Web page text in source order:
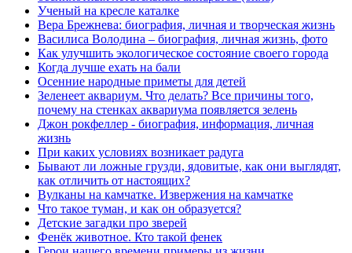
Ученый на кресле каталке
Вера Брежнева: биография, личная и творческая жизнь
Василиса Володина – биография, личная жизнь, фото
Как улучшить экологическое состояние своего города
Когда лучше ехать на бали
Осенние народные приметы для детей
Зеленеет аквариум. Что делать? Все причины того,
почему на стенках аквариума появляется зелень
Джон рокфеллер - биография, информация, личная
жизнь
При каких условиях возникает радуга
Бывают ли ложные грузди, ядовитые, как они выглядят,
как отличить от настоящих?
Вулканы на камчатке. Извержения на камчатке
Что такое туман, и как он образуется?
Детские загадки про зверей
Фенёк животное. Кто такой фенек